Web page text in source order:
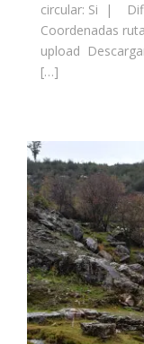
circular: Si |
Coordenadas
upload
[…]